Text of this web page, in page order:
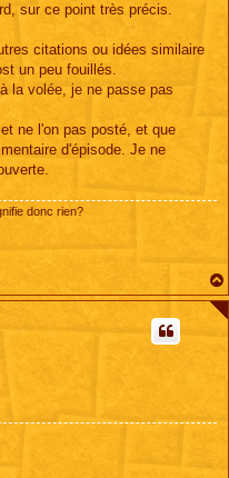
sur ce point très précis.
citations ou idées similaire
un peu fouillés.
la volée, je ne passe pas
ne l'on pas posté, et que
d'épisode. Je ne
donc rien?